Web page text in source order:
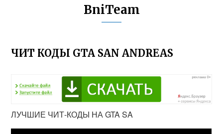
BniTeam
ЧИТ КОДЫ GTA SAN ANDREAS
ЛУЧШИЕ ЧИТ-КОДЫ НА GTA SA